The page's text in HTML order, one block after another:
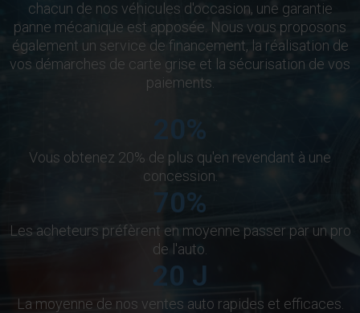
chacun de nos véhicules d'occasion, une garantie
panne mécanique est apposée. Nous vous proposons
également un service de financement, la réalisation de
vos démarches de carte grise et la sécurisation de vos
paiements.
%
Vous obtenez 20% de plus qu'en revendant à une
concession.
70%
Les acheteurs préfèrent en moyenne passer par un pro
de l'auto.
20 J
La moyenne de nos ventes auto rapides et efficaces.